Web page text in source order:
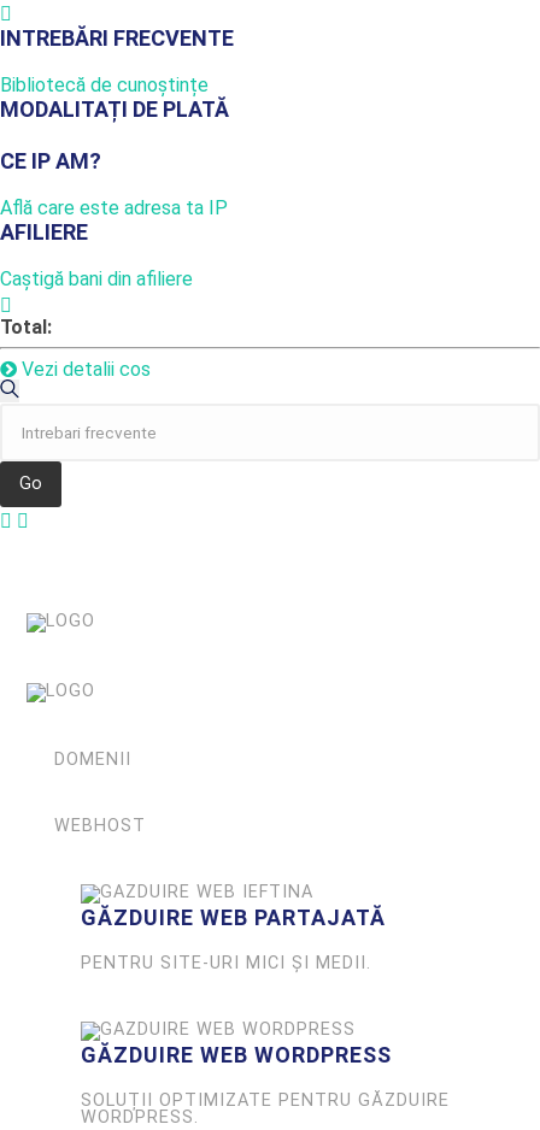
INTREBĂRI FRECVENTE
Bibliotecă de cunoștințe
MODALITAȚI DE PLATĂ
CE IP AM?
Află care este adresa ta IP
AFILIERE
Caștigă bani din afiliere
Total:
Vezi detalii cos
DOMENII
WEBHOST
GĂZDUIRE WEB PARTAJATĂ
PENTRU SITE-URI MICI ȘI MEDII.
GĂZDUIRE WEB WORDPRESS
SOLUȚII OPTIMIZATE PENTRU GĂZDUIRE
WORDPRESS.